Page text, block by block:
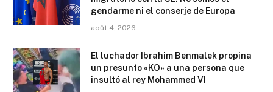
gendarme ni el conserje de Europa
août 4, 2026
El luchador Ibrahim Benmalek propina
un presunto «KO» a una persona que
insultó al rey Mohammed VI